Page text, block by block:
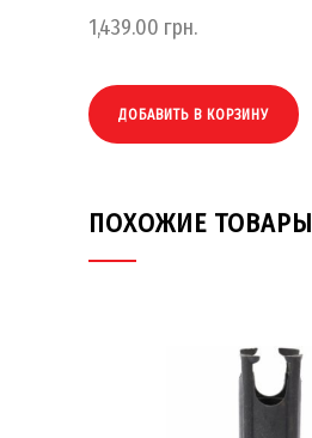
1,439.00 грн.
ДОБАВИТЬ В КОРЗИНУ
ПОХОЖИЕ ТОВАРЫ